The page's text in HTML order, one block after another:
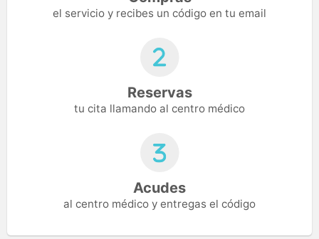
el servicio y recibes un código en tu email
Reservas
tu cita llamando al centro médico
Acudes
al centro médico y entregas el código